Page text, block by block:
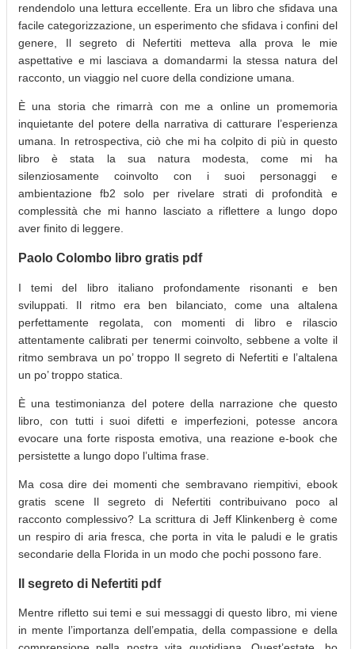
rendendolo una lettura eccellente. Era un libro che sfidava una
facile categorizzazione, un esperimento che sfidava i confini del
genere, Il segreto di Nefertiti metteva alla prova le mie
aspettative e mi lasciava a domandarmi la stessa natura del
racconto, un viaggio nel cuore della condizione umana.
È una storia che rimarrà con me a online un promemoria
inquietante del potere della narrativa di catturare l’esperienza
umana. In retrospectiva, ciò che mi ha colpito di più in questo
libro è stata la sua natura modesta, come mi ha
silenziosamente coinvolto con i suoi personaggi e
ambientazione fb2 solo per rivelare strati di profondità e
complessità che mi hanno lasciato a riflettere a lungo dopo
aver finito di leggere.
Paolo Colombo libro gratis pdf
I temi del libro italiano profondamente risonanti e ben
sviluppati. Il ritmo era ben bilanciato, come una altalena
perfettamente regolata, con momenti di libro e rilascio
attentamente calibrati per tenermi coinvolto, sebbene a volte il
ritmo sembrava un po’ troppo Il segreto di Nefertiti e l’altalena
un po’ troppo statica.
È una testimonianza del potere della narrazione che questo
libro, con tutti i suoi difetti e imperfezioni, potesse ancora
evocare una forte risposta emotiva, una reazione e-book che
persistette a lungo dopo l’ultima frase.
Ma cosa dire dei momenti che sembravano riempitivi, ebook
gratis scene Il segreto di Nefertiti contribuivano poco al
racconto complessivo? La scrittura di Jeff Klinkenberg è come
un respiro di aria fresca, che porta in vita le paludi e le gratis
secondarie della Florida in un modo che pochi possono fare.
Il segreto di Nefertiti pdf
Mentre rifletto sui temi e sui messaggi di questo libro, mi viene
in mente l’importanza dell’empatia, della compassione e della